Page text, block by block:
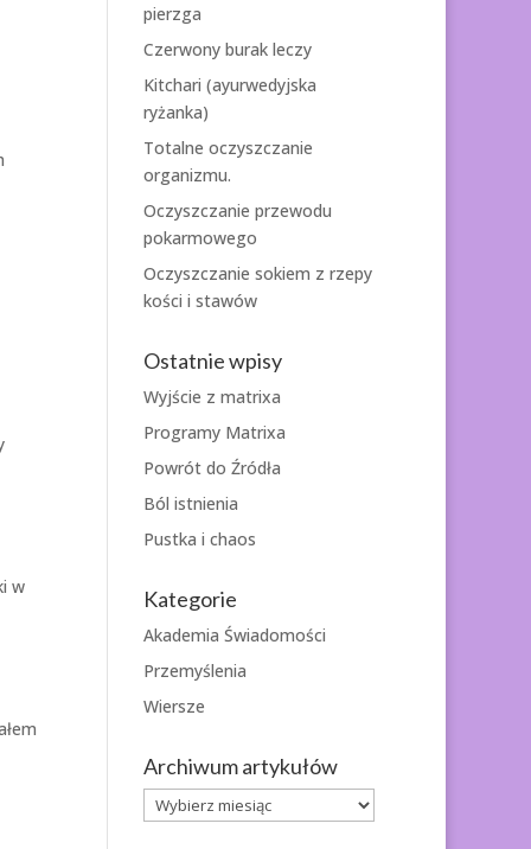
w
pierzga
Czerwony burak leczy
Kitchari (ayurwedyjska
ryżanka)
Totalne oczyszczanie
organizmu.
Oczyszczanie przewodu
pokarmowego
Oczyszczanie sokiem z rzepy
kości i stawów
Ostatnie wpisy
Wyjście z matrixa
Programy Matrixa
Powrót do Źródła
Ból istnienia
Pustka i chaos
Kategorie
Akademia Świadomości
Przemyślenia
Wiersze
Archiwum artykułów
Archiwum
artykułów